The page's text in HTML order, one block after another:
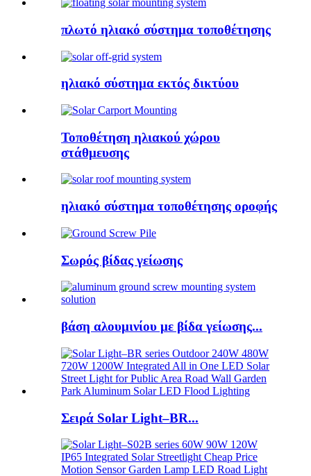
πλωτό ηλιακό σύστημα τοποθέτησης
ηλιακό σύστημα εκτός δικτύου
Τοποθέτηση ηλιακού χώρου
στάθμευσης
ηλιακό σύστημα τοποθέτησης οροφής
Σωρός βίδας γείωσης
βάση αλουμινίου με βίδα γείωσης...
Σειρά Solar Light–BR...